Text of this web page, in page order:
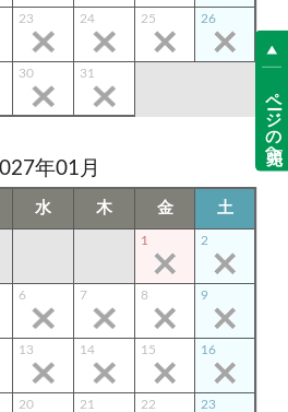
23 24 25 26
30 31
年01月
水 木 金 土
1 2
6 7 8 9
13 14 15 16
20 21 22 23
ページの先頭へ